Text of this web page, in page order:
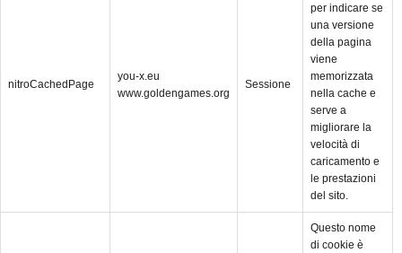
nitroCachedPage
you-x.eu
www.goldengames.org
Sessione
per indicare se
una versione
della pagina
viene
memorizzata
nella cache e
serve a
migliorare la
velocità di
caricamento e
le prestazioni
del sito.
Questo nome
di cookie è